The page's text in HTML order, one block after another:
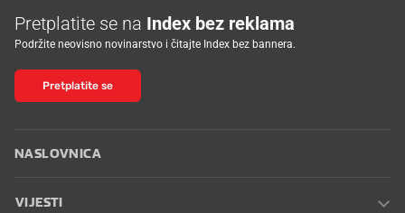
Pretplatite se na Index bez reklama
Podržite neovisno novinarstvo i čitajte Index bez bannera.
Pretplatite se
NASLOVNICA
VIJESTI